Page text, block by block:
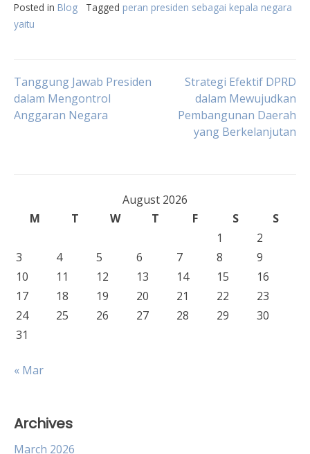
Posted in Blog Tagged peran presiden sebagai kepala negara
yaitu
Post
navigation
Tanggung Jawab Presiden
dalam Mengontrol
Anggaran Negara
Strategi Efektif DPRD
dalam Mewujudkan
Pembangunan Daerah
yang Berkelanjutan
August 2026
M
T W T F S
S
1
2
3
4 5 6 7 8
9
10
11 12 13 14 15
16
17
18 19 20 21 22
23
24
25 26 27 28 29
30
31
« Mar
Archives
March 2026